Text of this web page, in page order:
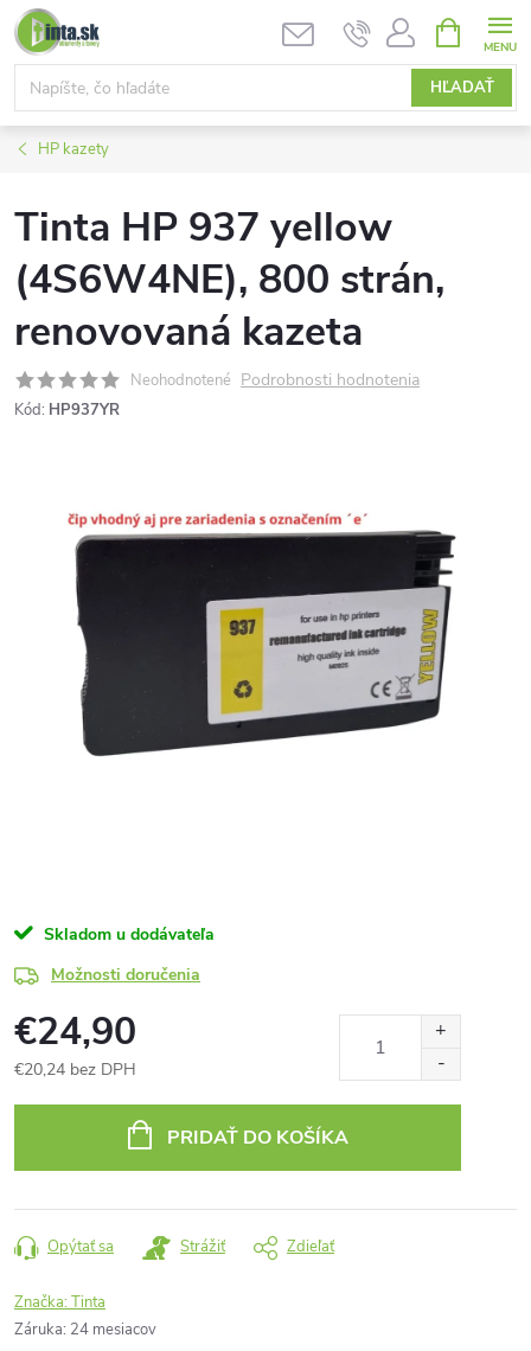
Prejsť
na
obsah
HĽADAŤ
KOŠÍK
HP kazety
Tinta HP 937 yellow
(4S6W4NE), 800 strán,
renovovaná kazeta
Neohodnotené Podrobnosti hodnotenia
Kód: HP937YR
Skladom u dodávateľa
Možnosti doručenia
€24,90
€20,24 bez DPH
PRIDAŤ DO KOŠÍKA
Opýtať sa Strážiť Zdieľať
Značka:Tinta
Záruka: 24 mesiacov